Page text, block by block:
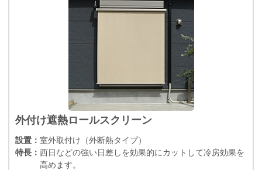
外付け遮熱ロールスクリーン
設置： 室外取付け（外断熱タイプ）
特長： 西日などの強い日差しを効果的にカットして冷房効果を
高めます。